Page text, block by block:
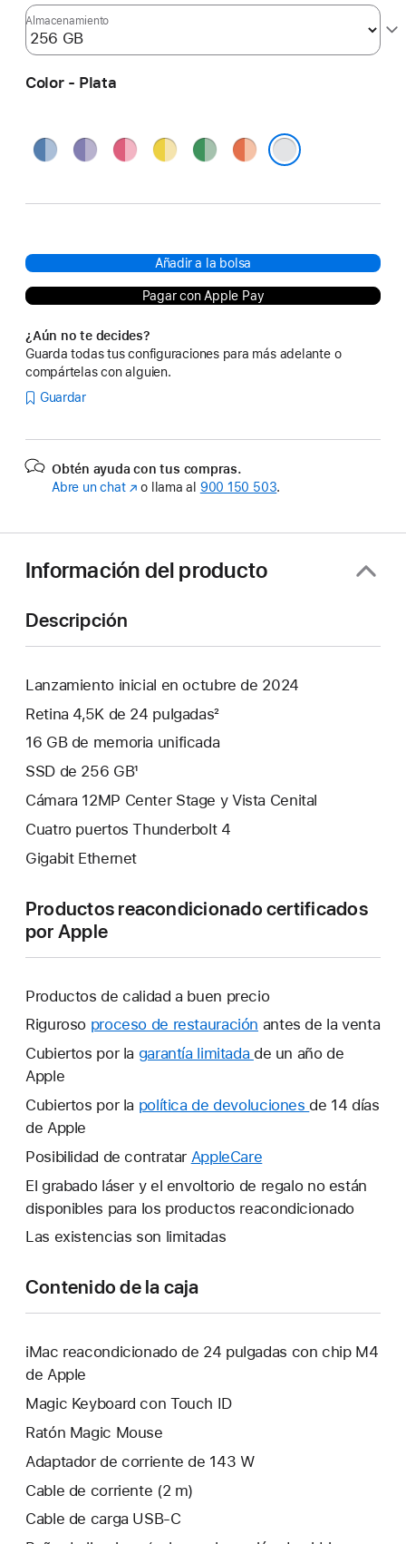
Almacenamiento
Color - Plata
Azul PúrpuraRosa AmarilloVerde Naranja
Añadir a la bolsa
Pagar con Apple Pay
¿Aún no te decides?
Guarda todas tus configuraciones para más adelante o
compártelas con alguien.
Guardar
Obtén ayuda con tus compras.
Abre un chat(Se
ventana
nueva)
o llama al 900 150 503.
Información del producto
Descripción
Lanzamiento inicial en octubre de 2024
Retina 4,5K de 24 pulgadas²
16 GB de memoria unificada
SSD de 256 GB¹
Cámara 12MP Center Stage y Vista Cenital
Cuatro puertos Thunderbolt 4
Gigabit Ethernet
Productos reacondicionado certificados
por Apple
Productos de calidad a buen precio
Riguroso proceso de restauración antes de la venta
Cubiertos por la garantía limitada Se
una
de un año de
Apple
Cubiertos por la política de devoluciones Se
nueva.
de 14 días
de Apple
Posibilidad de contratar AppleCare
abrirá
una
El grabado láser y el envoltorio de regalo no están
disponibles para los productos reacondicionado
Las existencias son limitadas
Contenido de la caja
iMac reacondicionado de 24 pulgadas con chip M4
de Apple
Magic Keyboard con Touch ID
Ratón Magic Mouse
Adaptador de corriente de 143 W
Cable de corriente (2 m)
Cable de carga USB‑C